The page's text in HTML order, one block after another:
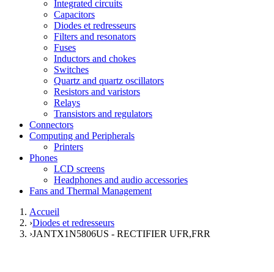
Integrated circuits
Capacitors
Diodes et redresseurs
Filters and resonators
Fuses
Inductors and chokes
Switches
Quartz and quartz oscillators
Resistors and varistors
Relays
Transistors and regulators
Connectors
Computing and Peripherals
Printers
Phones
LCD screens
Headphones and audio accessories
Fans and Thermal Management
Accueil
›Diodes et redresseurs
›JANTX1N5806US - RECTIFIER UFR,FRR